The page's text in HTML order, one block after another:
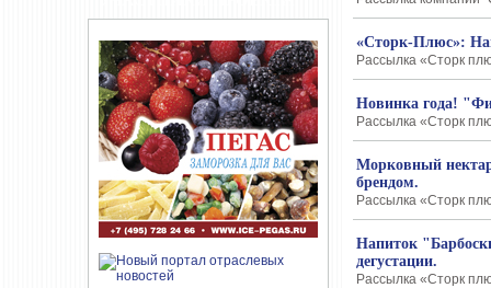
«Сторк-Плюс»:
Рассылка «Сторк
Новинка года!
Рассылка «Сторк
Морковный
брендом.
Рассылка «Сторк
Напиток
дегустации.
Рассылка «Сторк